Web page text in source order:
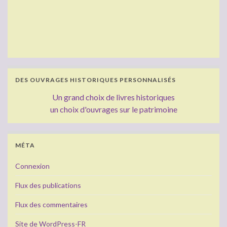
DES OUVRAGES HISTORIQUES PERSONNALISÉS
Un grand choix de livres historiques
un choix d'ouvrages sur le patrimoine
MÉTA
Connexion
Flux des publications
Flux des commentaires
Site de WordPress-FR